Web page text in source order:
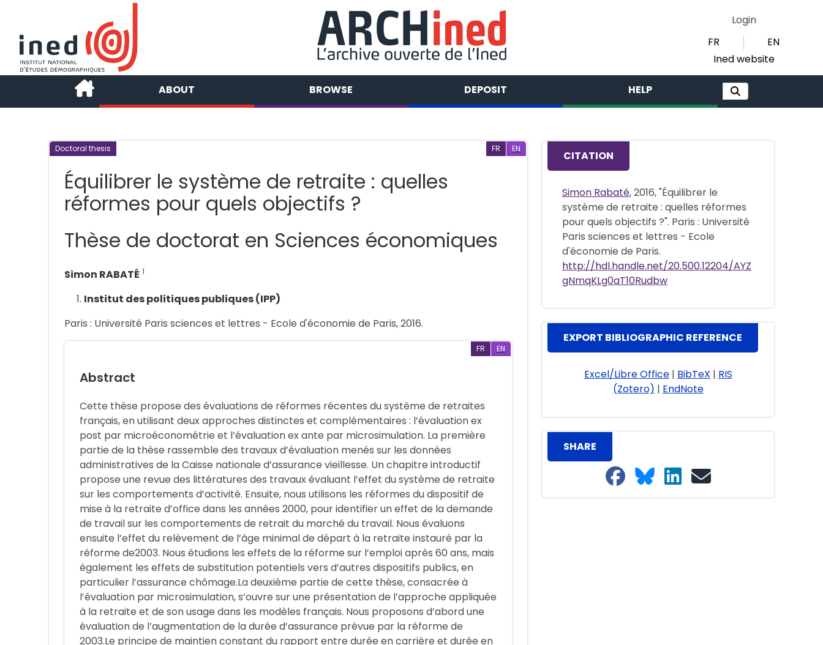
Login
FR
EN
Ined website
ABOUT BROWSE DEPOSIT HELP
Doctoral thesis FR EN
Équilibrer le système de retraite : quelles
réformes pour quels objectifs ?
Thèse de doctorat en Sciences économiques
Simon RABATÉ 1
Institut des politiques publiques (IPP)
Paris : Université Paris sciences et lettres - Ecole d'économie de Paris, 2016.
FR EN
Abstract
Cette thèse propose des évaluations de réformes récentes du système de retraites
français, en utilisant deux approches distinctes et complémentaires : l’évaluation ex
post par microéconométrie et l’évaluation ex ante par microsimulation. La première
partie de la thèse rassemble des travaux d’évaluation menés sur les données
administratives de la Caisse nationale d’assurance vieillesse. Un chapitre introductif
propose une revue des littératures des travaux évaluant l’effet du système de retraite
sur les comportements d’activité. Ensuite, nous utilisons les réformes du dispositif de
mise à la retraite d’office dans les années 2000, pour identifier un effet de la demande
de travail sur les comportements de retrait du marché du travail. Nous évaluons
ensuite l’effet du relèvement de l’âge minimal de départ à la retraite instauré par la
réforme de2003. Nous étudions les effets de la réforme sur l’emploi après 60 ans, mais
également les effets de substitution potentiels vers d’autres dispositifs publics, en
particulier l’assurance chômage.La deuxième partie de cette thèse, consacrée à
l’évaluation par microsimulation, s’ouvre sur une présentation de l’approche appliquée
à la retraite et de son usage dans les modèles français. Nous proposons d’abord une
évaluation de l’augmentation de la durée d’assurance prévue par la réforme de
2003.Le principe de maintien constant du rapport entre durée en carrière et durée en
CITATION
Simon Rabaté, 2016, "Équilibrer le
système de retraite : quelles réformes
pour quels objectifs ?". Paris : Université
Paris sciences et lettres - Ecole
d'économie de Paris.
http://hdl.handle.net/20.500.12204/AYZ
gNmqKLg0aT10Rudbw
EXPORT BIBLIOGRAPHIC REFERENCE
Excel/Libre Office| BibTeX | RIS
(Zotero) | EndNote
SHARE
Share on Facebook
Share on Bluesky
Share on LinkedIn
Share on email